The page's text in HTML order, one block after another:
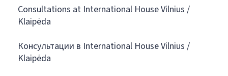
Consultations at International House Vilnius /
Klaipėda
Консультации в International House Vilnius /
Klaipėda